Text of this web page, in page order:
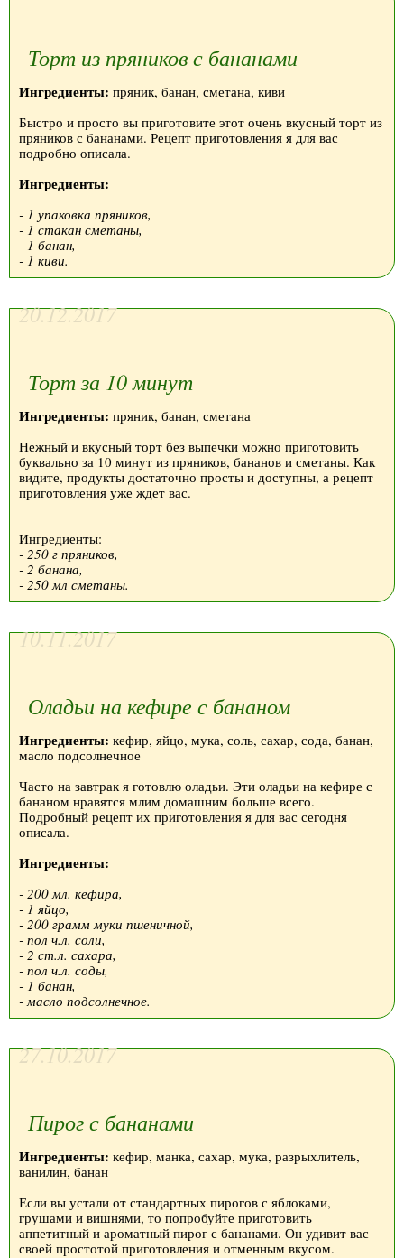
Торт из пряников с бананами
Ингредиенты: пряник, банан, сметана, киви
Быстро и просто вы приготовите этот очень вкусный торт из
пряников с бананами. Рецепт приготовления я для вас
подробно описала.
Ингредиенты:
- 1 упаковка пряников,
- 1 стакан сметаны,
- 1 банан,
- 1 киви.
20.12.2017
Торт за 10 минут
Ингредиенты: пряник, банан, сметана
Нежный и вкусный торт без выпечки можно приготовить
буквально за 10 минут из пряников, бананов и сметаны. Как
видите, продукты достаточно просты и доступны, а рецепт
приготовления уже ждет вас.
Ингредиенты:
- 250 г пряников,
- 2 банана,
- 250 мл сметаны.
10.11.2017
Оладьи на кефире с бананом
Ингредиенты: кефир, яйцо, мука, соль, сахар, сода, банан,
масло подсолнечное
Часто на завтрак я готовлю оладьи. Эти оладьи на кефире с
бананом нравятся млим домашним больше всего.
Подробный рецепт их приготовления я для вас сегодня
описала.
Ингредиенты:
- 200 мл. кефира,
- 1 яйцо,
- 200 грамм муки пшеничной,
- пол ч.л. соли,
- 2 ст.л. сахара,
- пол ч.л. соды,
- 1 банан,
- масло подсолнечное.
27.10.2017
Пирог с бананами
Ингредиенты: кефир, манка, сахар, мука, разрыхлитель,
ванилин, банан
Если вы устали от стандартных пирогов с яблоками,
грушами и вишнями, то попробуйте приготовить
аппетитный и ароматный пирог с бананами. Он удивит вас
своей простотой приготовления и отменным вкусом.